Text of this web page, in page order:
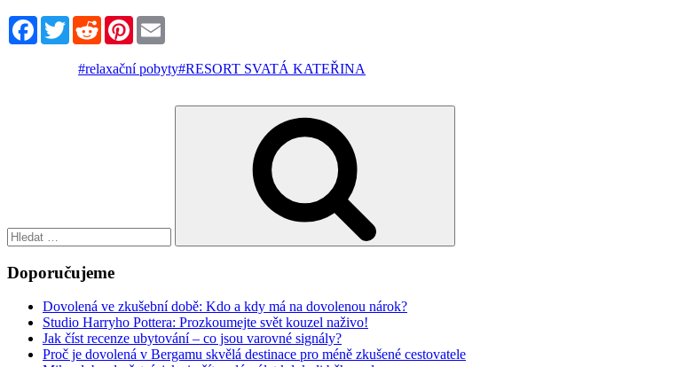
FacebookTwitterRedditPinterest
#relaxační pobyty#RESORT SVATÁ KATEŘINA
Doporučujeme
Dovolená ve zkušební době: Kdo a kdy má na dovolenou nárok?
Studio Harryho Pottera: Prozkoumejte svět kouzel naživo!
Jak číst recenze ubytování – co jsou varovné signály?
Proč je dovolená v Bergamu skvělá destinace pro méně zkušené cestovatele